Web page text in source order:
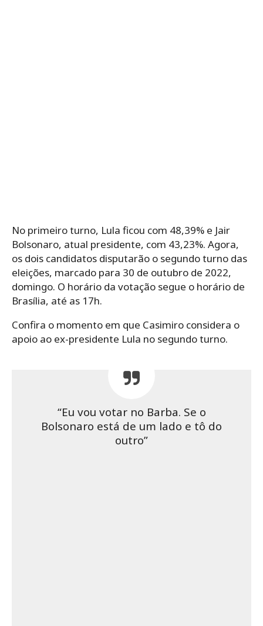
No primeiro turno, Lula ficou com 48,39% e Jair
Bolsonaro, atual presidente, com 43,23%. Agora,
os dois candidatos disputarão o segundo turno das
eleições, marcado para 30 de outubro de 2022,
domingo. O horário da votação segue o horário de
Brasília, até as 17h.
Confira o momento em que Casimiro considera o
apoio ao ex-presidente Lula no segundo turno.
“Eu vou votar no Barba. Se o
Bolsonaro está de um lado e tô do
outro”